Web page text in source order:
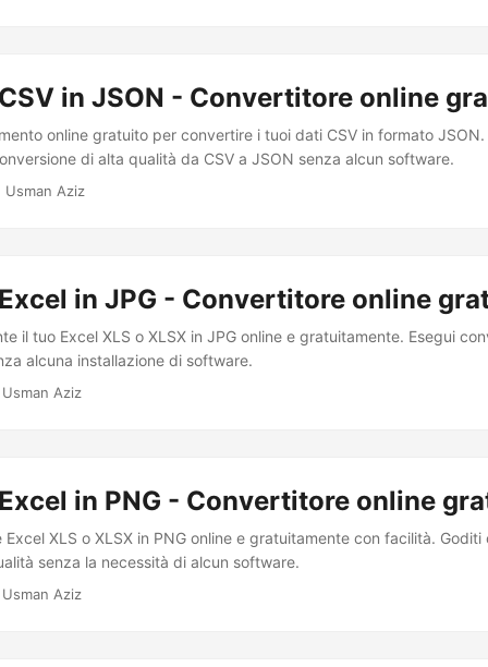
in JSON - Convertitore online
online gratuito per convertire i tuoi dati CSV in formato JSON.
di alta qualità da CSV a JSON senza alcun software.
Usman Aziz
in JPG - Convertitore online
il tuo Excel XLS o XLSX in JPG online e gratuitamente. Esegui
alcuna installazione di software.
Aziz
in PNG - Convertitore online
XLS o XLSX in PNG online e gratuitamente con facilità. Goditi
senza la necessità di alcun software.
Aziz